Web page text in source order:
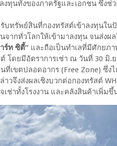
งทุนทั้งของภาครัฐและเอกชน ซึ่งช่
บทรัพย์สินที่กองทรัสต์เข้าลงทุนใน
จากทั่วโลกให้เข้ามาลงทุน จนส่งผ
ร์ท ซิตี้” และถือเป็นทําเลที่มีศักยภ
โดยมีอัตราการเช่า ณ วันที่ 30 มิ.
ที่เขตปลอดอากร (Free Zone) ซึ่
าวจึงส่งผลเชิงบวกต่อกองทรัสต์
เช่าทั้งโรงงาน และคลังสินค้าเพิ่มขึ้